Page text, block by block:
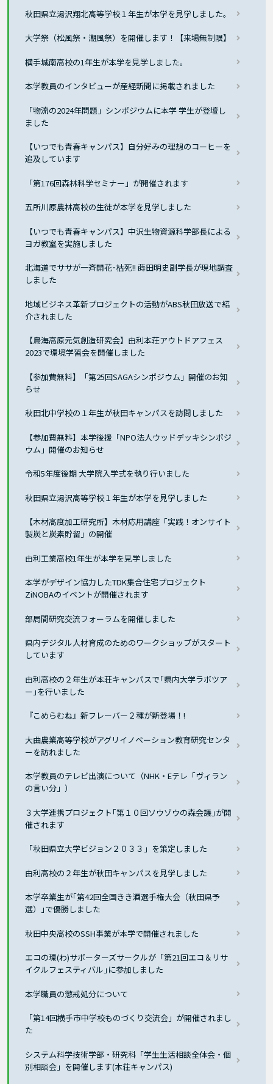
秋田県立湯沢翔北高等学校１年生が本学を見学しました。
大学祭（松風祭・潮風祭）を開催します！【来場無制限】
横手城南高校の1年生が本学を見学しました。
本学教員のインタビューが産経新聞に掲載されました
「物流の2024年問題」シンポジウムに本学 学生が登壇し
ました
【いつでも青春キャンパス】自分好みの理想のコーヒーを
追及しています
「第176回森林科学セミナー」が開催されます
五所川原農林高校の生徒が本学を見学しました
【いつでも青春キャンパス】中沢生物資源科学部長による
ヨガ教室を実施しました
北海道でササが一斉開花･枯死!! 蒔田明史副学長が現地調査
しました
地域ビジネス革新プロジェクトの活動がABS秋田放送で紹
介されました
【鳥海高原元気創造研究会】由利本荘アウトドアフェス
2023で環境学習会を開催しました
【参加費無料】「第25回SAGAシンポジウム」開催のお知
らせ
秋田北中学校の１年生が秋田キャンパスを訪問しました
【参加費無料】本学後援「NPO法人ウッドデッキシンポジ
ウム」開催のお知らせ
令和5年度後期 大学院入学式を執り行いました
秋田県立湯沢高等学校１年生が本学を見学しました
【木材高度加工研究所】木材応用講座「実践！オンサイト
製炭と炭素貯留」の開催
由利工業高校1年生が本学を見学しました
本学がデザイン協力したTDK集合住宅プロジェクト
ZiNOBAのイベントが開催されます
部局間研究交流フォーラムを開催しました
県内デジタル人材育成のためのワークショップがスタート
しています
由利高校の２年生が本荘キャンパスで｢県内大学ラボツア
ー｣を行いました
『こめらむね』新フレーバー２種が新登場！!
大曲農業高等学校がアグリイノベーション教育研究センタ
ーを訪れました
本学教員のテレビ出演について（NHK・Eテレ「ヴィラン
の言い分」）
３大学連携プロジェクト｢第１０回ソウゾウの森会議｣が開
催されます
「秋田県立大学ビジョン２０３３」を策定しました
由利高校の２年生が秋田キャンパスを見学しました
本学卒業生が｢第42回全国きき酒選手権大会（秋田県予
選）｣で優勝しました
秋田中央高校のSSH事業が本学で開催されました
エコの環(わ)サポーターズサークルが「第21回エコ＆リサ
イクルフェスティバル｣に参加しました
本学職員の懲戒処分について
「第14回横手市中学校ものづくり交流会」が開催されまし
た
システム科学技術学部・研究科「学生生活相談全体会・個
別相談会」を開催します(本荘キャンパス)